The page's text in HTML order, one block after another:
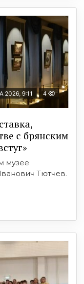
2026, 9:11 4
с брянским
музее
Тютчев.